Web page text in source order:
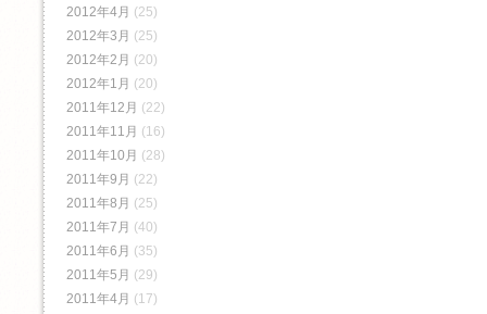
2012年4月 (25)
2012年3月 (25)
2012年2月 (20)
2012年1月 (20)
2011年12月 (22)
2011年11月 (16)
2011年10月 (28)
2011年9月 (22)
2011年8月 (25)
2011年7月 (40)
2011年6月 (35)
2011年5月 (29)
2011年4月 (17)